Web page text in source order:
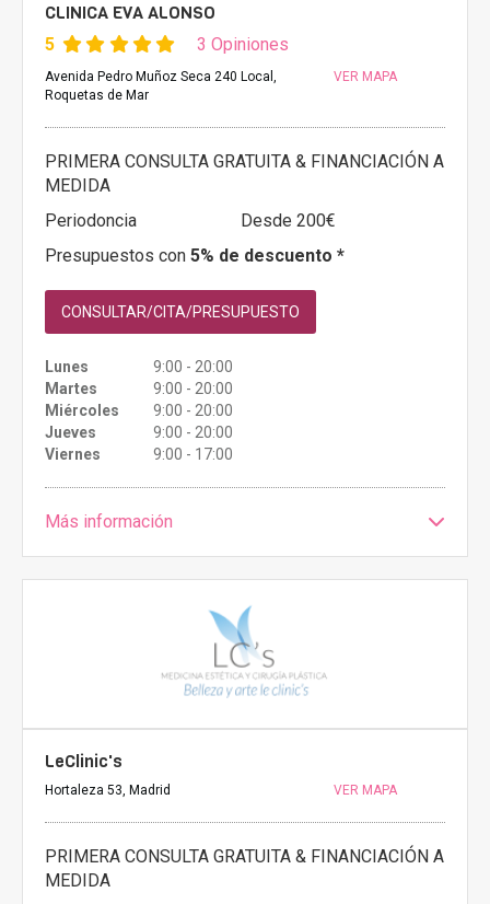
CLINICA EVA ALONSO
5 3 Opiniones
Avenida Pedro Muñoz Seca 240 Local,
Roquetas de Mar
VER MAPA
PRIMERA CONSULTA GRATUITA & FINANCIACIÓN A
MEDIDA
Periodoncia
Desde 200€
Presupuestos con 5% de descuento *
CONSULTAR/CITA/PRESUPUESTO
Lunes
9:00 - 20:00
Martes
9:00 - 20:00
Miércoles
9:00 - 20:00
Jueves
9:00 - 20:00
Viernes
9:00 - 17:00
Más información
LeClinic's
Hortaleza 53, Madrid VER MAPA
PRIMERA CONSULTA GRATUITA & FINANCIACIÓN A
MEDIDA